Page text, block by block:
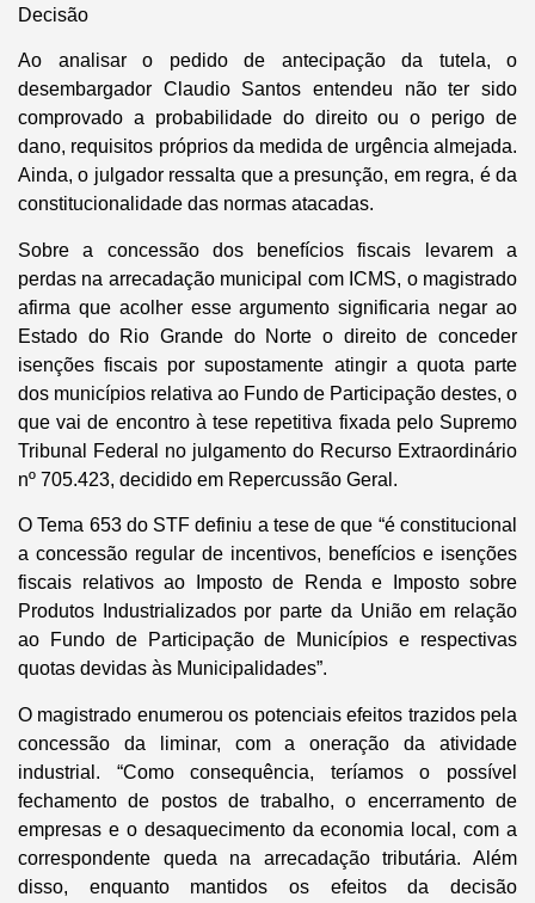
Decisão
Ao analisar o pedido de antecipação da tutela, o
desembargador Claudio Santos entendeu não ter sido
comprovado a probabilidade do direito ou o perigo de
dano, requisitos próprios da medida de urgência almejada.
Ainda, o julgador ressalta que a presunção, em regra, é da
constitucionalidade das normas atacadas.
Sobre a concessão dos benefícios fiscais levarem a
perdas na arrecadação municipal com ICMS, o magistrado
afirma que acolher esse argumento significaria negar ao
Estado do Rio Grande do Norte o direito de conceder
isenções fiscais por supostamente atingir a quota parte
dos municípios relativa ao Fundo de Participação destes, o
que vai de encontro à tese repetitiva fixada pelo Supremo
Tribunal Federal no julgamento do Recurso Extraordinário
nº 705.423, decidido em Repercussão Geral.
O Tema 653 do STF definiu a tese de que “é constitucional
a concessão regular de incentivos, benefícios e isenções
fiscais relativos ao Imposto de Renda e Imposto sobre
Produtos Industrializados por parte da União em relação
ao Fundo de Participação de Municípios e respectivas
quotas devidas às Municipalidades”.
O magistrado enumerou os potenciais efeitos trazidos pela
concessão da liminar, com a oneração da atividade
industrial. “Como consequência, teríamos o possível
fechamento de postos de trabalho, o encerramento de
empresas e o desaquecimento da economia local, com a
correspondente queda na arrecadação tributária. Além
disso, enquanto mantidos os efeitos da decisão